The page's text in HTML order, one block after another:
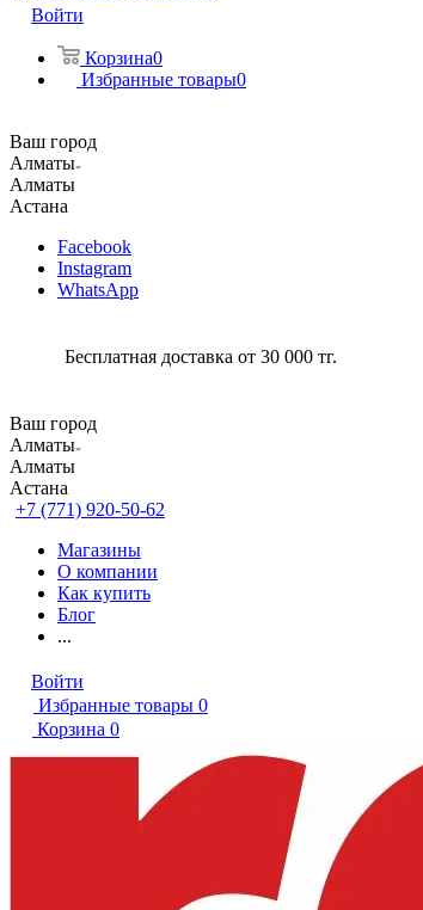
Войти
Корзина0
Избранные товары0
Ваш город
Алматы
Алматы
Астана
Facebook
Instagram
WhatsApp
Бесплатная доставка от 30 000 тг.
Ваш город
Алматы
Алматы
Астана
+7 (771) 920-50-62
Магазины
О компании
Как купить
Блог
...
Войти
Избранные товары 0
Корзина 0